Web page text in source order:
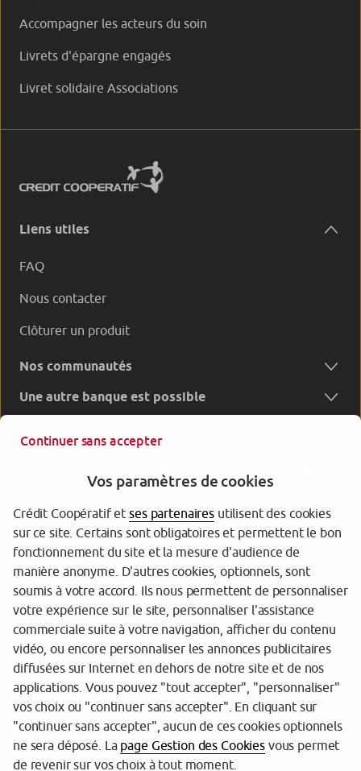
Accompagner les acteurs du soin
Livrets d'épargne engagés
Livret solidaire Associations
Liens utiles
FAQ
Nous contacter
Clôturer un produit
Nos communautés
Une autre banque est possible
Garantie des Dépôts
Protection des données personnelles
Gestion des cookies
Sécurité
Tarifs
Mentions légales
Réglementation
Continuer sans accepter
Vos paramètres de cookies
Crédit Coopératif etses partenairesutilisent des cookies
sur ce site. Certains sont obligatoires et permettent le bon
fonctionnement du site et la mesure d'audience de
manière anonyme. D'autres cookies, optionnels, sont
soumis à votre accord. Ils nous permettent de personnaliser
votre expérience sur le site, personnaliser l'assistance
commerciale suite à votre navigation, afficher du contenu
vidéo, ou encore personnaliser les annonces publicitaires
diffusées sur Internet en dehors de notre site et de nos
applications. Vous pouvez "tout accepter", "personnaliser"
vos choix ou "continuer sans accepter". En cliquant sur
"continuer sans accepter", aucun de ces cookies optionnels
ne sera déposé. La page Gestion des Cookiesvous permet
de revenir sur vos choix à tout moment.